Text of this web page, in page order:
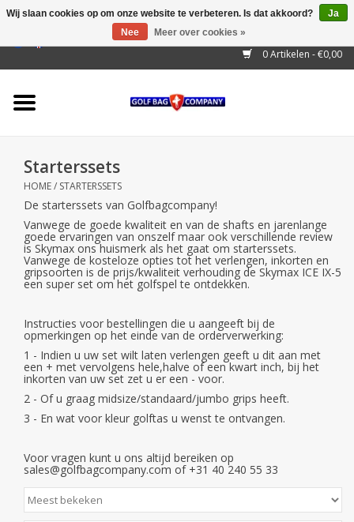
USD/AUD
0 Artikelen - €0,00
Home
Outlet!
Stand Bags
Staff Bags
Trolleys
Golf gadgets
Waterproof
Contact
Starterssets
Starterssets
HOME/ STARTERSSETS
De starterssets van Golfbagcompany!
Vanwege de goede kwaliteit en van de shafts en jarenlange
goede ervaringen van onszelf maar ook verschillende review
is Skymax ons huismerk als het gaat om starterssets.
Vanwege de kosteloze opties tot het verlengen, inkorten en
gripsoorten is de prijs/kwaliteit verhouding de Skymax ICE IX-5
een super set om het golfspel te ontdekken.
Instructies voor bestellingen die u aangeeft bij de
opmerkingen op het einde van de orderverwerking:
1 - Indien u uw set wilt laten verlengen geeft u dit aan met
een + met vervolgens hele,halve of een kwart inch, bij het
inkorten van uw set zet u er een - voor.
2 - Of u graag midsize/standaard/jumbo grips heeft.
3 - En wat voor kleur golftas u wenst te ontvangen.
Voor vragen kunt u ons altijd bereiken op
sales@golfbagcompany.com of +31 40 240 55 33
Wij slaan cookies op om onze website te verbeteren. Is dat akkoord?
Ja
Nee
Meer over cookies »